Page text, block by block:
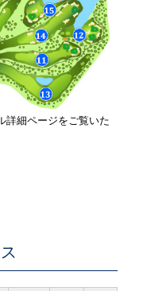
詳細ページをご覧いた